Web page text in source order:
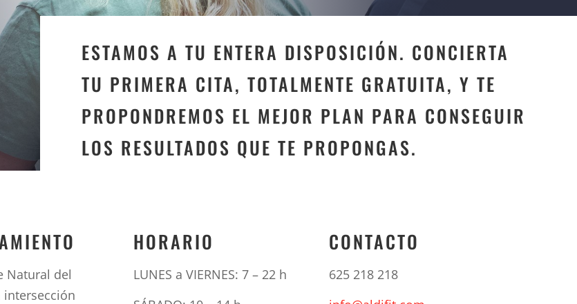
ESTAMOS A TU ENTERA DISPOSICIÓN. CONCIERTA
TU PRIMERA CITA, TOTALMENTE GRATUITA, Y TE
PROPONDREMOS EL MEJOR PLAN PARA CONSEGUIR
LOS RESULTADOS QUE TE PROPONGAS.
Natural del
intersección
HORARIO
LUNES a VIERNES: 7 – 22 h
CONTACTO
625 218 218